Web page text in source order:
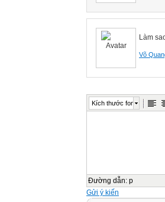
Làm
Võ
Kích thước font
Đường dẫn: p
Gửi ý kiến